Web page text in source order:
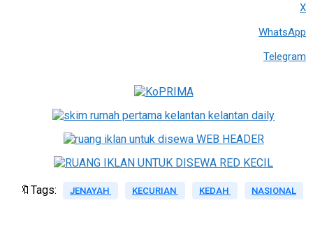
X
WhatsApp
Telegram
🔖Tags: JENAYAH KECURIAN KEDAH NASIONAL